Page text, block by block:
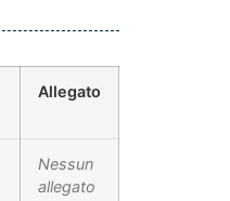
Allegato
Nessun
allegato